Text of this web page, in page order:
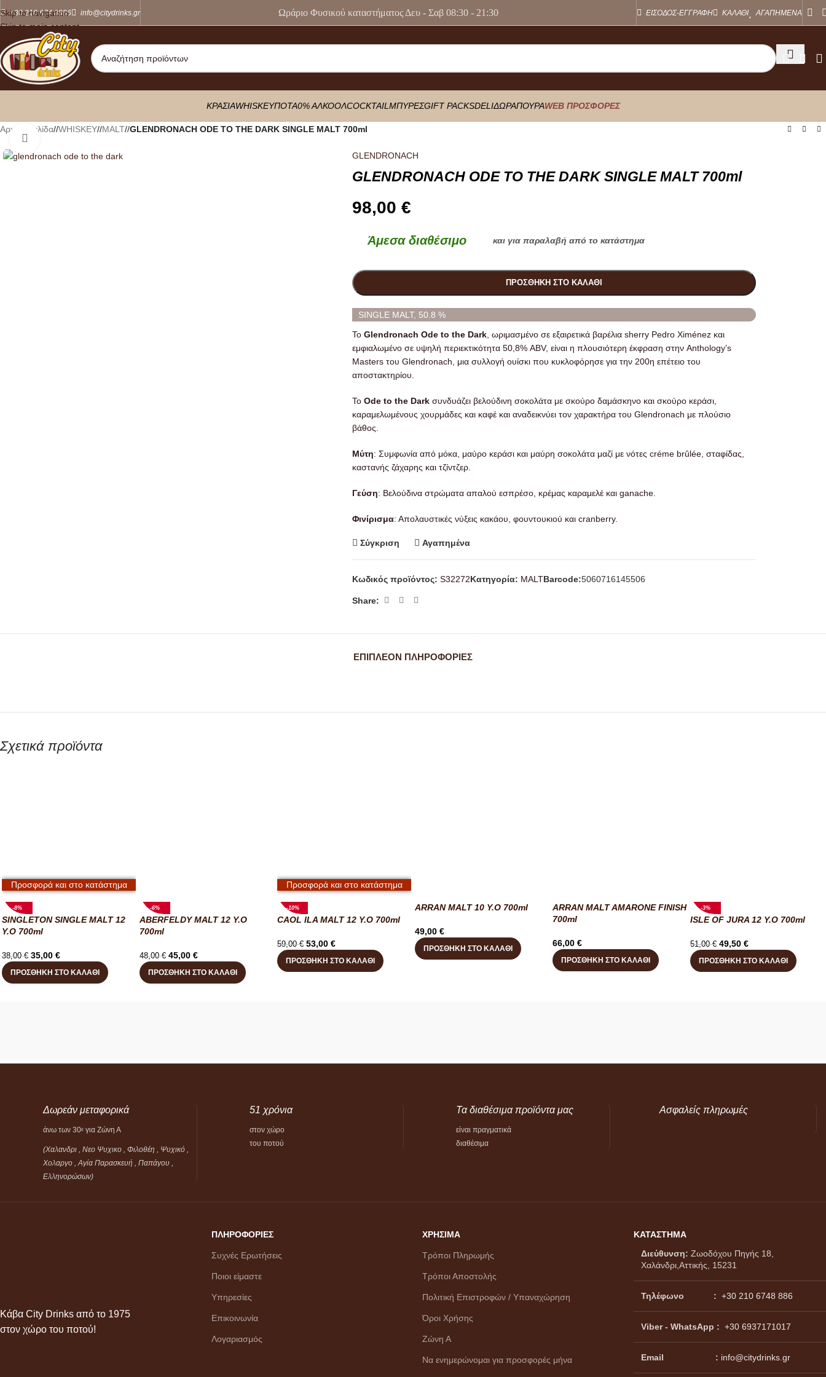
Skip to navigation
Skip to main content
+30 210 674 8886 info@citydrinks.gr Ωράριο Φυσικού καταστήματος Δευ - Σαβ 08:30 - 21:30 ΕΙΣΟΔΟΣ-ΕΓΓΡΑΦΗ ΚΑΛΑΘΙ ΑΓΑΠΗΜΕΝΑ
ΚΡΑΣΙΑWHISKEYΠΟΤΑ0% ΑΛΚΟΟΛCOCKTAIL ΜΠΥΡΕΣGIFT PACKSDELIΔΩΡΑΠΟΥΡΑWEB ΠΡΟΣΦΟΡΕΣ
Αρχική σελίδα/ WHISKEY/ MALT/ GLENDRONACH ODE TO THE DARK SINGLE MALT 700ml
GLENDRONACH
GLENDRONACH ODE TO THE DARK SINGLE MALT 700ml
98,00 €
Άμεσα διαθέσιμο και για παραλαβή από το κατάστημα
ΠΡΟΣΘΉΚΗ ΣΤΟ ΚΑΛΆΘΙ
SINGLE MALT, 50.8 %
Το Glendronach Ode to the Dark, ωριμασμένο σε εξαιρετικά βαρέλια sherry Pedro Ximénez και
εμφιαλωμένο σε υψηλή περιεκτικότητα 50,8% ABV, είναι η πλουσιότερη έκφραση στην Anthology’s
Masters του Glendronach, μια συλλογή ουίσκι που κυκλοφόρησε για την 200η επέτειο του
αποστακτηρίου.
Το Ode to the Darkσυνδυάζει βελούδινη σοκολάτα με σκούρο δαμάσκηνο και σκούρο κεράσι,
καραμελωμένους χουρμάδες και καφέ και αναδεικνύει τον χαρακτήρα του Glendronach με πλούσιο
βάθος.
Μύτη: Συμφωνία από μόκα, μαύρο κεράσι και μαύρη σοκολάτα μαζί με νότες créme brûlée, σταφίδας,
καστανής ζάχαρης και τζίντζερ.
Γεύση: Βελούδινα στρώματα απαλού εσπρέσο, κρέμας καραμελέ και ganache.
Φινίρισμα: Απολαυστικές νύξεις κακάου, φουντουκιού και cranberry.
Σύγκριση Αγαπημένα
Κωδικός προϊόντος: S32272Κατηγορία: MALTBarcode:5060716145506
Share:
ΕΠΙΠΛΈΟΝ ΠΛΗΡΟΦΟΡΊΕΣ
Σχετικά προϊόντα
Προσφορά και στο κατάστημα
-8%
SINGLETON SINGLE MALT 12
Y.O 700ml
38,00€ 35,00 €
ΠΡΟΣΘΉΚΗ ΣΤΟ ΚΑΛΆΘΙ
-6%
ABERFELDY MALT 12 Y.O
700ml
48,00€ 45,00 €
ΠΡΟΣΘΉΚΗ ΣΤΟ ΚΑΛΆΘΙ
Προσφορά και στο κατάστημα
-10%
CAOL ILA MALT 12 Y.O 700ml
59,00€ 53,00 €
ΠΡΟΣΘΉΚΗ ΣΤΟ ΚΑΛΆΘΙ
ARRAN MALT 10 Y.O 700ml
49,00 €
ΠΡΟΣΘΉΚΗ ΣΤΟ ΚΑΛΆΘΙ
ARRAN MALT AMARONE FINISH
700ml
66,00 €
ΠΡΟΣΘΉΚΗ ΣΤΟ ΚΑΛΆΘΙ
-3%
ISLE OF JURA 12 Y.O 700ml
51,00€ 49,50 €
ΠΡΟΣΘΉΚΗ ΣΤΟ ΚΑΛΆΘΙ
Δωρεάν μεταφορικά
άνω των 30ε για Ζώνη Α
(Χαλανδρι , Νεο Ψυχικο , Φιλοθέη , Ψυχικό ,
Χολαργο , Αγία Παρασκευή , Παπάγου ,
Ελληνορώσων)
51 χρόνια
στον χώρο
του ποτού
Τα διαθέσιμα προϊόντα μας
είναι πραγματικά
διαθέσιμα
Ασφαλείς πληρωμές
Κάβα City Drinks από το 1975
στον χώρο του ποτού!
ΠΛΗΡΟΦΟΡΙΕΣ
Συχνές Ερωτήσεις
Ποιοι είμαστε
Υπηρεσίες
Επικοινωνία
Λογαριασμός
ΧΡΗΣΙΜΑ
Τρόποι Πληρωμής
Τρόποι Αποστολής
Πολιτική Επιστροφών / Υπαναχώρηση
Όροι Χρήσης
Ζώνη Α
Να ενημερώνομαι για προσφορές μήνα
ΚΑΤΑΣΤΗΜΑ
Διεύθυνση: Ζωοδόχου Πηγής 18,
Χαλάνδρι,Αττικής, 15231
Τηλέφωνο : +30 210 6748 886
Viber - WhatsApp : +30 6937171017
Email : info@citydrinks.gr